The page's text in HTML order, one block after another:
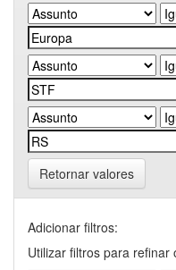
Retornar valores
Adicionar filtros:
Utilizar filtros para refinar